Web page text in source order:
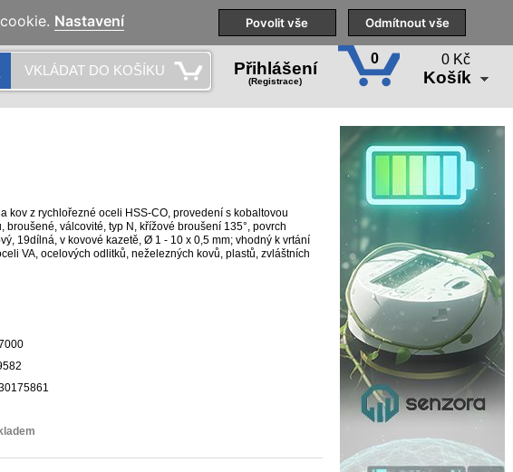
Naše pobočky Technická podpora Školení
VKLÁDAT DO KOŠÍKU Přihlášení
(Registrace)
0 0 Kč
Košík
kov z rychlořezné oceli HSS-CO, provedení s kobaltovou
broušené, válcovité, typ N, křížové broušení 135°, povrch
19dílná, v kovové kazetě, Ø 1 - 10 x 0,5 mm; vhodný k vrtání
VA, ocelových odlitků, neželezných kovů, plastů, zvláštních
Nastavení Povolit vše Odmítnout vše